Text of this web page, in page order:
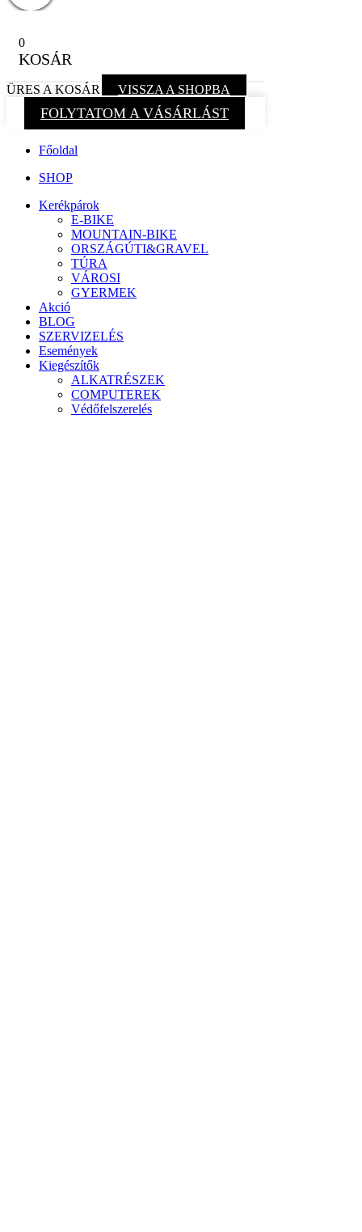
0
KOSÁR
ÜRES A KOSÁR VISSZA A SHOPBA
FOLYTATOM A VÁSÁRLÁST
Főoldal
SHOP
Kerékpárok
E-BIKE
MOUNTAIN-BIKE
ORSZÁGÚTI&GRAVEL
TÚRA
VÁROSI
GYERMEK
Akció
BLOG
SZERVIZELÉS
Események
Kiegészítők
ALKATRÉSZEK
COMPUTEREK
Védőfelszerelés